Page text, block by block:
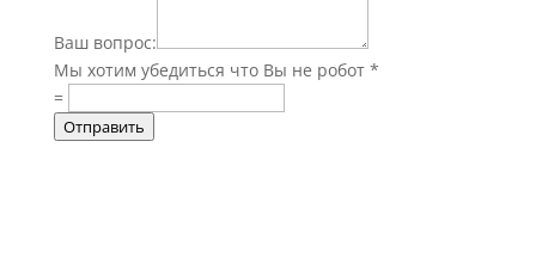
Ваш вопрос:
Мы хотим убедиться что Вы не робот *
=
Отправить